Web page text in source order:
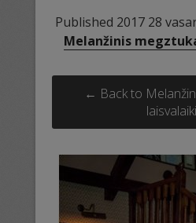
Published 2017 28
Melanžinis
← Back to